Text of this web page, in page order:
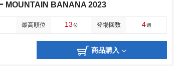
MOUNTAIN BANANA 2023
最高順位 13位 登場回数 4週
商品購入